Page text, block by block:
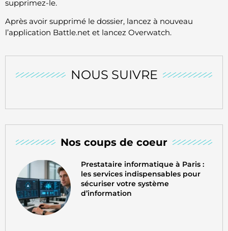
NOUS SUIVRE
Nos coups de coeur
Prestataire informatique à Paris :
les services indispensables pour
sécuriser votre système
d’information
supprimez-le.
Après avoir supprimé le dossier, lancez à nouveau
l’application Battle.net et lancez Overwatch.